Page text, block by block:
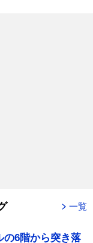
一覧
の6階から突き落